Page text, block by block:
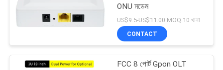
ONU মডেম
US$9.5-US$11.00 MOQ:10 খানা
CONTACT
FCC 8 পোর্ট Gpon OLT